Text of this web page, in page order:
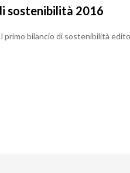
sostenibilità 2016
primo bilancio di sostenibilità